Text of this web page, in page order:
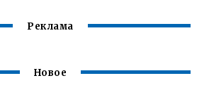
Реклама
Новое